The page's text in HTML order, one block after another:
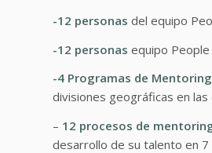
-12 personas del equipo
-12 personas equipo
-4 Programas de
divisiones geográficas en
– 12 procesos de
desarrollo de su talento en